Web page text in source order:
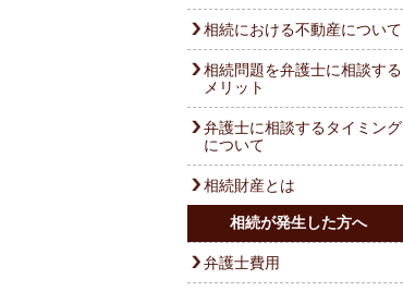
相続における不動産について
相続問題を弁護士に相談する
メリット
弁護士に相談するタイミング
について
相続財産とは
相続が発生した方へ
弁護士費用